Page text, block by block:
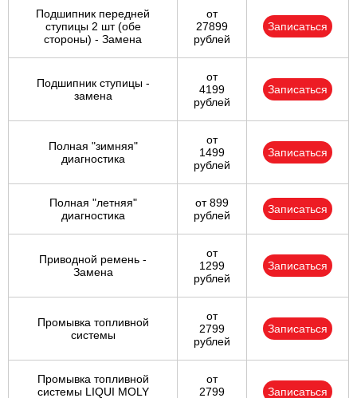
Подшипник передней
ступицы 2 шт (обе
стороны) - Замена
от
27899
рублей
Записаться
Подшипник ступицы -
замена
от
4199
рублей
Записаться
Полная "зимняя"
диагностика
от
1499
рублей
Записаться
Полная "летняя"
диагностика
от 899
рублей
Записаться
Приводной ремень -
Замена
от
1299
рублей
Записаться
Промывка топливной
системы
от
2799
рублей
Записаться
Промывка топливной
системы LIQUI MOLY
от
2799
Записаться